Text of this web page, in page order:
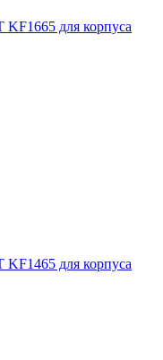
для корпуса
для корпуса